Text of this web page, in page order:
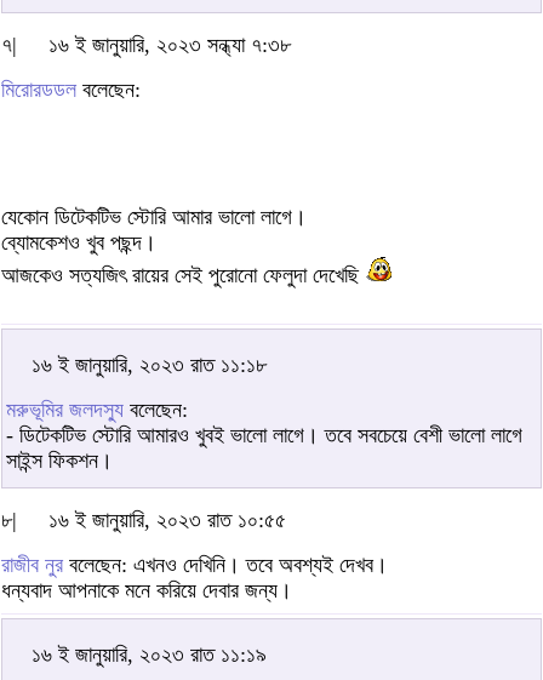
৭|
১৬ ই জানুয়ারি, ২০২৩ সন্ধ্যা ৭:৩৮
মিরোরডডল বলেছেন:
যেকোন ডিটেকটিভ স্টোরি আমার ভালো লাগে।
ব্যোমকেশও খুব পছন্দ।
আজকেও সত্যজিৎ রায়ের সেই পুরোনো ফেলুদা দেখেছি
১৬ ই জানুয়ারি, ২০২৩ রাত ১১:১৮
মরুভূমির জলদস্যু বলেছেন:
- ডিটেকটিভ স্টোরি আমারও খুবই ভালো লাগে। তবে সবচেয়ে বেশী ভালো লাগে
সাইন্স ফিকশন।
৮|
১৬ ই জানুয়ারি, ২০২৩ রাত ১০:৫৫
রাজীব নুর বলেছেন: এখনও দেখিনি। তবে অবশ্যই দেখব।
ধন্যবাদ আপনাকে মনে করিয়ে দেবার জন্য।
১৬ ই জানুয়ারি, ২০২৩ রাত ১১:১৯